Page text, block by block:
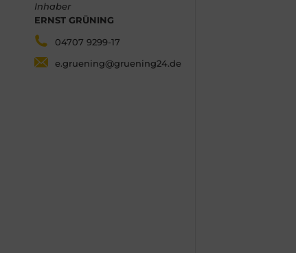
Inhaber
ERNST GRÜNING
04707 9299-17
e.gruening@gruening24.de